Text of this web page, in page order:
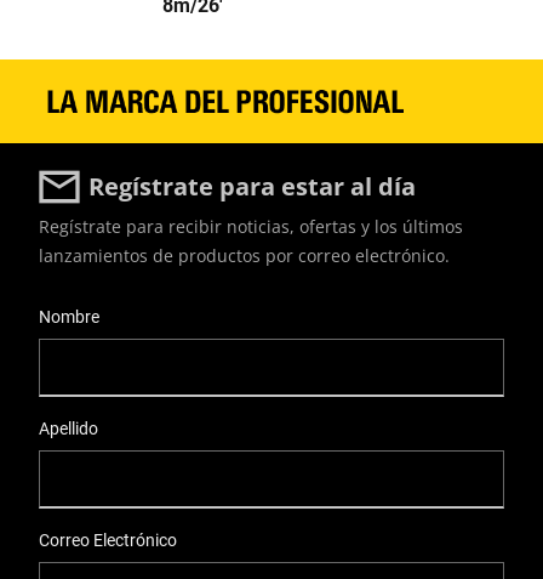
8m/26'
Regístrate para estar al día
Regístrate para recibir noticias, ofertas y los últimos
lanzamientos de productos por correo electrónico.
Nombre
Apellido
Correo Electrónico